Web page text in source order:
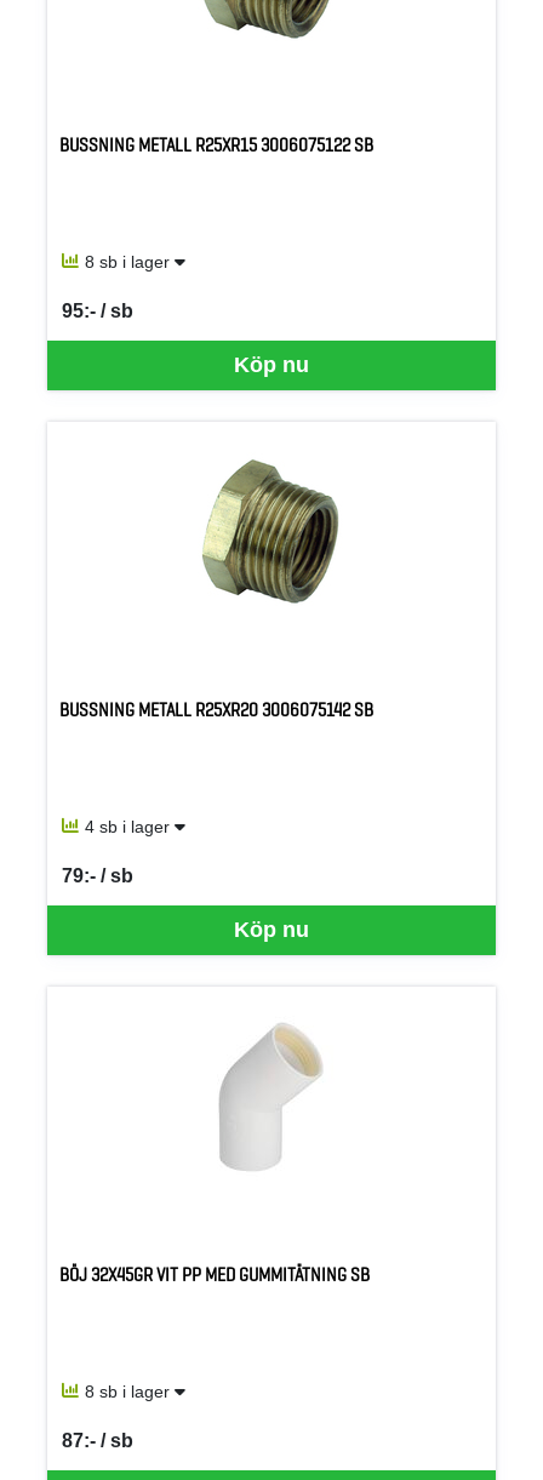
BUSSNING METALL R25XR15 3006075122 SB
8 sb i lager
Köp nu
95:- / sb
SEK per SB
BUSSNING METALL R25XR20 3006075142 SB
4 sb i lager
Köp nu
79:- / sb
SEK per SB
BÖJ 32X45GR VIT PP MED GUMMITÄTNING SB
8 sb i lager
87:- / sb
SEK per SB